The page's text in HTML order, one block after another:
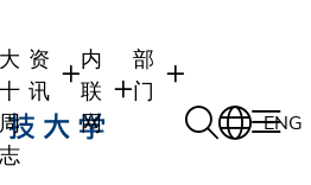
资
讯
内
联
网
部
门
ENG